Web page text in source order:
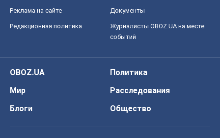
Реклама на сайте Документы
Редакционная политика
Журналисты OBOZ.UA на месте
событий
OBOZ.UA
Политика
Мир
Расследования
Блоги
Общество